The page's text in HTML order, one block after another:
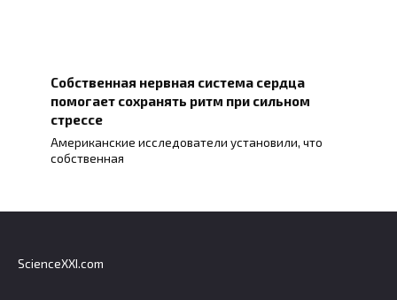
Собственная нервная система сердца
помогает сохранять ритм при сильном
стрессе
Американские исследователи установили, что
собственная
ScienceXXI.com